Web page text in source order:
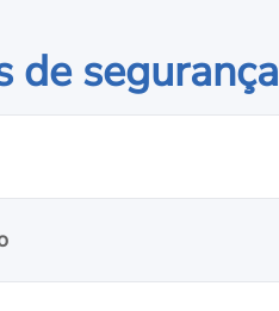
de segurança